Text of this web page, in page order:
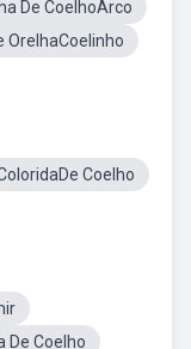
De CoelhoArco
OrelhaCoelinho
Coelho
De Coelho